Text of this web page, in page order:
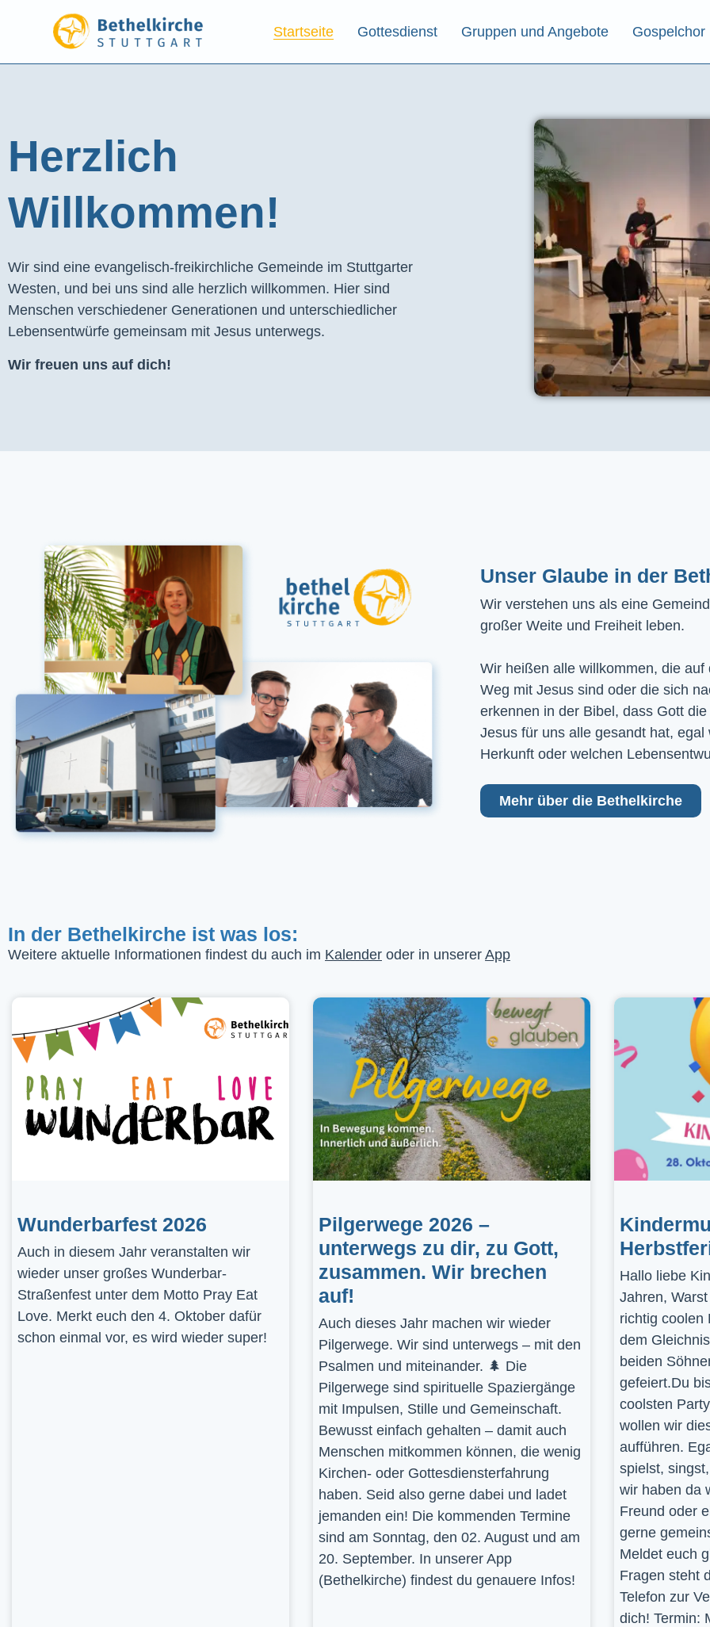
Startseite Gottesdienst Gruppen und Angebote Gospelchor
Herzlich
Willkommen!
Wir sind eine evangelisch-freikirchliche Gemeinde im Stuttgarter
Westen, und bei uns sind alle herzlich willkommen. Hier sind
Menschen verschiedener Generationen und unterschiedlicher
Lebensentwürfe gemeinsam mit Jesus unterwegs.
Wir freuen uns auf dich!
Unser Glaube in der
Wir verstehen uns als eine
großer Weite und Freiheit leben.
Wir heißen alle willkommen, die
Weg mit Jesus sind oder die sich
erkennen in der Bibel, dass Gott
Jesus für uns alle gesandt hat,
Herkunft oder welchen
Mehr über die Bethelkirche
In der Bethelkirche ist was los:
Weitere aktuelle Informationen findest du auch im Kalender oder in unserer App
Wunderbarfest 2026
Auch in diesem Jahr veranstalten wir
wieder unser großes Wunderbar-
Straßenfest unter dem Motto Pray Eat
Love. Merkt euch den 4. Oktober dafür
schon einmal vor, es wird wieder super!
Pilgerwege 2026 –
unterwegs zu dir, zu Gott,
zusammen. Wir brechen
auf!
Auch dieses Jahr machen wir wieder
Pilgerwege. Wir sind unterwegs – mit den
Psalmen und miteinander. 🌲 Die
Pilgerwege sind spirituelle Spaziergänge
mit Impulsen, Stille und Gemeinschaft.
Bewusst einfach gehalten – damit auch
Menschen mitkommen können, die wenig
Kirchen- oder Gottesdiensterfahrung
haben. Seid also gerne dabei und ladet
jemanden ein! Die kommenden Termine
sind am Sonntag, den 02. August und am
20. September. In unserer App
(Bethelkirche) findest du genauere Infos!
Hallo liebe
Jahren,
richtig coolen
dem
beiden
gefeiert.Du
coolsten
wollen wir
aufführen.
spielst,
wir haben da
Freund oder
gerne
Meldet euch
Fragen steht
Telefon zur
dich! Termin: